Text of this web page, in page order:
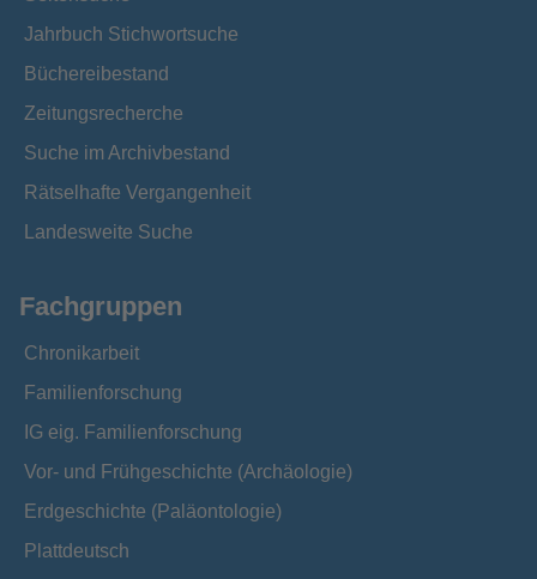
Jahrbuch Stichwortsuche
Büchereibestand
Zeitungsrecherche
Suche im Archivbestand
Rätselhafte Vergangenheit
Landesweite Suche
Fachgruppen
Chronikarbeit
Familienforschung
IG eig. Familienforschung
Vor- und Frühgeschichte (Archäologie)
Erdgeschichte (Paläontologie)
Plattdeutsch